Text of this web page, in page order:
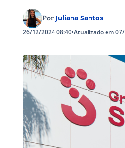
Por Juliana Santos
26/12/2024 08:40•Atualizado em